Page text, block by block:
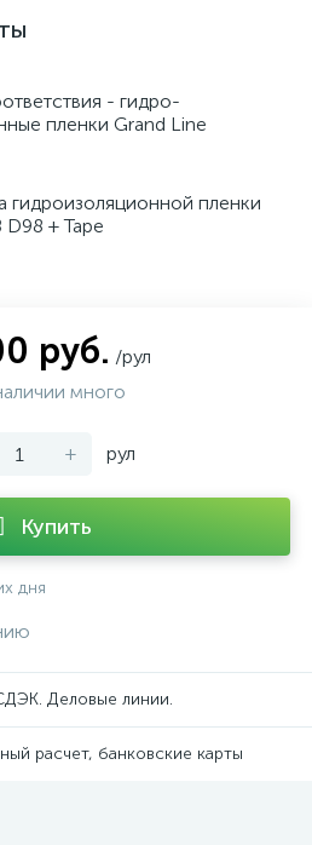
- гидро-
пленки Grand Line
гидроизоляционной пленки
+ Tape
руб. /рул
много
+ рул
Купить
дня
Деловые линии.
расчет, банковские карты